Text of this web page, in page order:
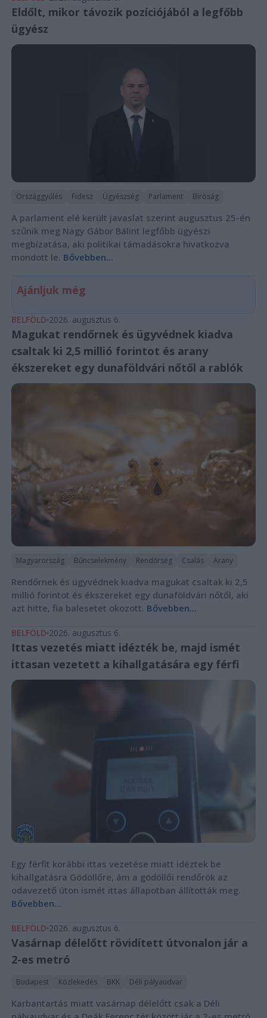
Eldőlt, mikor távozik pozíciójából a legfőbb
ügyész
Országgyűlés Fidesz Ügyészség Parlament Bíróság
A parlament elé került javaslat szerint augusztus 25-én
szűnik meg Nagy Gábor Bálint legfőbb ügyészi
megbízatása, aki politikai támadásokra hivatkozva
mondott le. Bővebben...
Ajánljuk még
BELFÖLD 2026. augusztus 6.
Magukat rendőrnek és ügyvédnek kiadva
csaltak ki 2,5 millió forintot és arany
ékszereket egy dunaföldvári nőtől a rablók
Magyarország Bűncselekmény Rendőrség Csalás Arany
Rendőrnek és ügyvédnek kiadva magukat csaltak ki 2,5
millió forintot és ékszereket egy dunaföldvári nőtől, aki
azt hitte, fia balesetet okozott. Bővebben...
BELFÖLD 2026. augusztus 6.
Ittas vezetés miatt idézték be, majd ismét
ittasan vezetett a kihallgatására egy férfi
Egy férfit korábbi ittas vezetése miatt idéztek be
kihallgatásra Gödöllőre, ám a gödöllői rendőrök az
odavezető úton ismét ittas állapotban állították meg.
Bővebben...
BELFÖLD 2026. augusztus 6.
Vasárnap délelőtt rövidített útvonalon jár a
2-es metró
Budapest Közlekedés BKK Déli pályaudvar
Karbantartás miatt vasárnap délelőtt csak a Déli